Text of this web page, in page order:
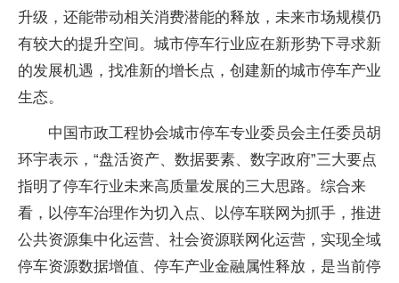
升级，还能带动相关消费潜能的释放，未来市场规模仍
有较大的提升空间。城市停车行业应在新形势下寻求新
的发展机遇，找准新的增长点，创建新的城市停车产业
生态。
中国市政工程协会城市停车专业委员会主任委员胡
环宇表示，“盘活资产、数据要素、数字政府”三大要点
指明了停车行业未来高质量发展的三大思路。综合来
看，以停车治理作为切入点、以停车联网为抓手，推进
公共资源集中化运营、社会资源联网化运营，实现全域
停车资源数据增值、停车产业金融属性释放，是当前停